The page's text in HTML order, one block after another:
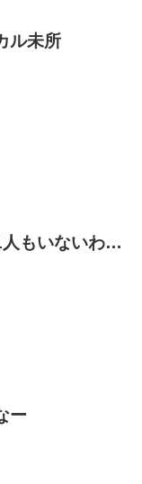
ル未所
人もいないわ…
ー